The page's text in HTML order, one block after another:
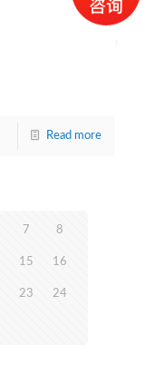
Read more
7 8
15 16
23 24